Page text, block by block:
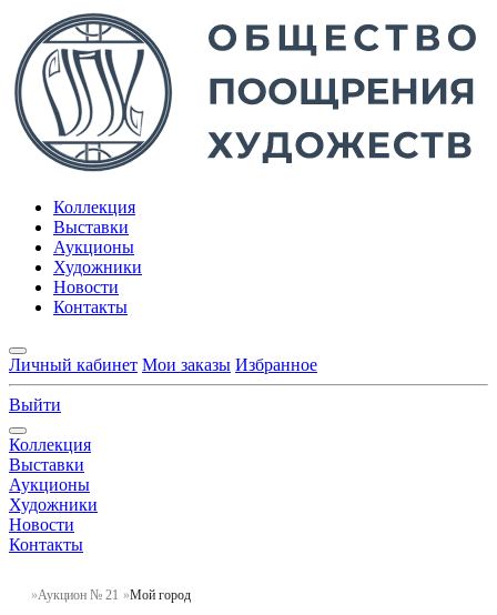
Коллекция
Выставки
Аукционы
Художники
Новости
Контакты
Личный кабинет Мои заказы Избранное
Выйти
Коллекция
Выставки
Аукционы
Художники
Новости
Контакты
Аукцион № 21 Мой город